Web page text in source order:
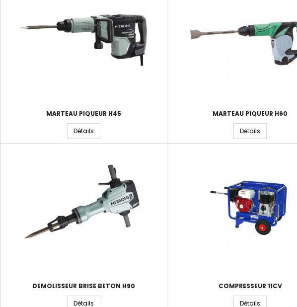
MARTEAU PIQUEUR H45
Détails
MARTEAU PIQUEUR H60
Détails
DEMOLISSEUR BRISE BETON H90
Détails
COMPRESSEUR 11CV
Détails